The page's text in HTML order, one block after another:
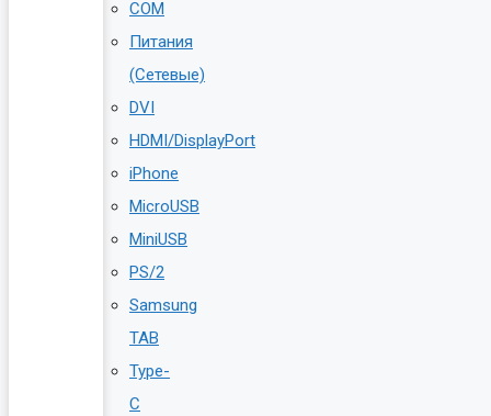
COM
Питания
(Сетевые)
DVI
HDMI/DisplayPort
iPhone
MicroUSB
MiniUSB
PS/2
Samsung
TAB
Type-
C